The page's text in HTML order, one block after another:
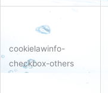
cookielawinfo-
checkbox-others